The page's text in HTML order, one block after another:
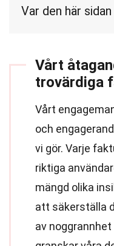
Var den här
Vårt
trovärdiga
Vårt
och
vi gör. Varje
riktiga
mängd olika
att säkerställa
av